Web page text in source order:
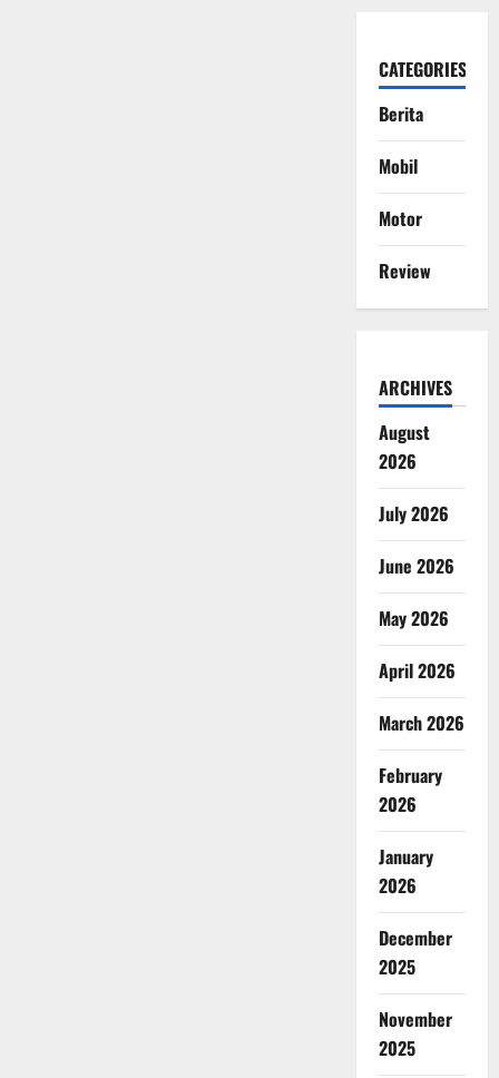
CATEGORIES
Berita
Mobil
Motor
Review
ARCHIVES
August
2026
July 2026
June 2026
May 2026
April 2026
March 2026
February
2026
January
2026
December
2025
November
2025